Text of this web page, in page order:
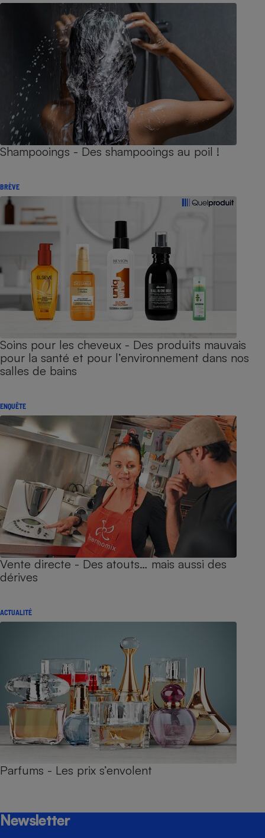
Shampooings - Des shampooings au poil !
BRÈVE
Soins pour les cheveux - Des produits mauvais
pour la santé et pour l’environnement dans nos
salles de bains
ENQUÊTE
Vente directe - Des atouts… mais aussi des
dérives
ACTUALITÉ
Parfums - Les prix s’envolent
Newsletter